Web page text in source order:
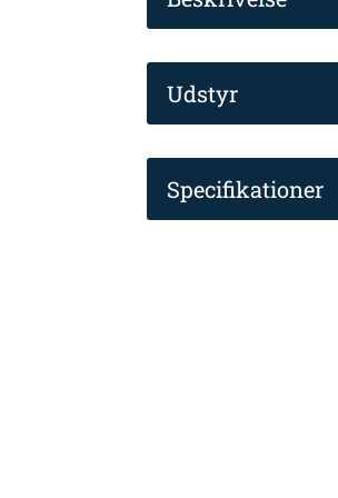
Udstyr
Specifikationer